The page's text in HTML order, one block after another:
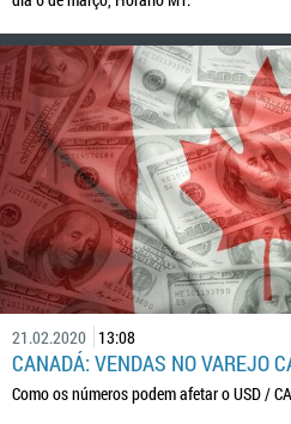
21.02.2020 13:08
CANADÁ: VENDAS NO VAREJO
Como os números podem afetar o USD /